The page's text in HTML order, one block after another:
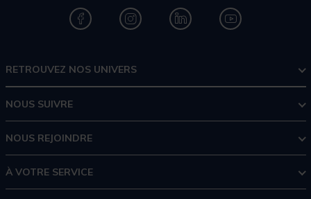
RETROUVEZ NOS UNIVERS
NOUS SUIVRE
NOUS REJOINDRE
À VOTRE SERVICE